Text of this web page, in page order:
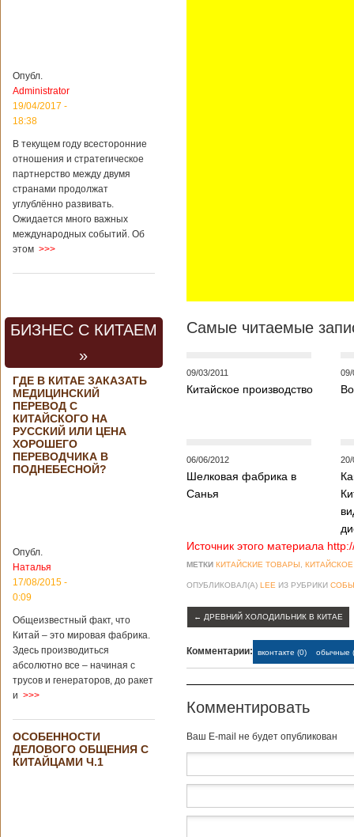
планируется
подписание
контракта на
разработку
вертолета. Такое
заявление сделала
региональной
политике и
международному
сотрудничеству
государственной
корпорации
Кладов
аэрокосмической
выставки Aero
Бангалоре в
Индии. Контракт
между Китаем и
Россией на
разработку,
Подробнее...
Опубликовано
21/02/2019 - 22:26
В Китае найден
древний
Китайским
археологам
обнаружить
крупнейший рудник
по добыче бирюзы
на территории
Уйгурского
автономного
Китая. Об этом
сообщает
агентство Синьхуа,
Опубл.
Administrator
19/04/2017 -
18:38
В текущем году всесторонние
отношения и стратегическое
партнерство между двумя
странами продолжат
углублённо развивать.
Ожидается много важных
международных событий. Об
этом >>>
БИЗНЕС С КИТАЕМ
»
ГДЕ В КИТАЕ ЗАКАЗАТЬ
МЕДИЦИНСКИЙ
ПЕРЕВОД С
КИТАЙСКОГО НА
РУССКИЙ ИЛИ ЦЕНА
ХОРОШЕГО
ПЕРЕВОДЧИКА В
ПОДНЕБЕСНОЙ?
Опубл.
Наталья
17/08/2015 -
0:09
Общеизвестный факт, что
Китай – это мировая фабрика.
Здесь производиться
абсолютно все – начиная с
трусов и генераторов, до ракет
и >>>
ОСОБЕННОСТИ
ДЕЛОВОГО ОБЩЕНИЯ С
КИТАЙЦАМИ Ч.1
Самые читаемые
09/03/2011
Китайское производство
09/
06/06/2012
Шелковая фабрика в
Санья
20/
Источник этого материала
МЕТКИ КИТАЙСКИЕ ТОВАРЫ
ОПУБЛИКОВАЛ(А) LEE ИЗ РУБРИКИ
← ДРЕВНИЙ ХОЛОДИЛЬНИК В КИТАЕ
Комментарии: вконтакте (0) обычные
Комментировать
Baш E-mail не будет опубликован